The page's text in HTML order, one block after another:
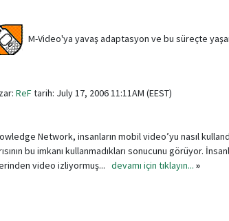
M-Video'ya yavaş adaptasyon ve bu süreçte
ReFtarih: July 17, 2006 11:11AM (EEST)
Network, insanların mobil video’yu nasıl
bu imkanı kullanmadıkları sonucunu görüyor.
video izliyormuş... devamı için tıklayın... »